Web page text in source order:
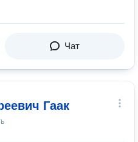
Чат
Гаак